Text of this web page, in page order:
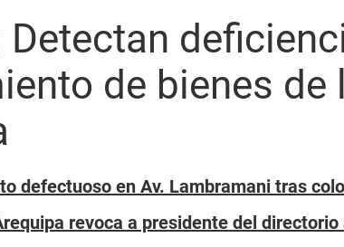
de bienes de
defectuoso en Av. Lambramani tras
revoca a presidente del